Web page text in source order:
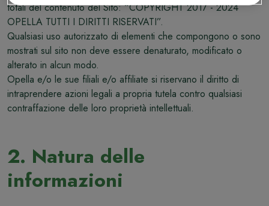
totali del contenuto del Sito: “COPYRIGHT 2017 - 2024
OPELLA TUTTI I DIRITTI RISERVATI”.
Qualsiasi uso autorizzato di elementi che compongono o sono
mostrati sul sito non deve essere denaturato, modificato o
alterato in alcun modo.
Opella e/o le sue filiali e/o affiliate si riservano il diritto di
intraprendere azioni legali a propria tutela contro qualsiasi
contraffazione delle loro proprietà intellettuali.
2. Natura delle
informazioni